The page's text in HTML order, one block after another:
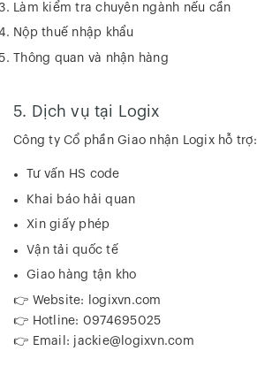
Làm kiểm tra chuyên ngành nếu cần
Nộp thuế nhập khẩu
Thông quan và nhận hàng
5. Dịch vụ tại Logix
Công ty Cổ phần Giao nhận Logix hỗ trợ:
Tư vấn HS code
Khai báo hải quan
Xin giấy phép
Vận tải quốc tế
Giao hàng tận kho
👉 Website: logixvn.com
👉 Hotline: 0974695025
👉 Email: jackie@logixvn.com